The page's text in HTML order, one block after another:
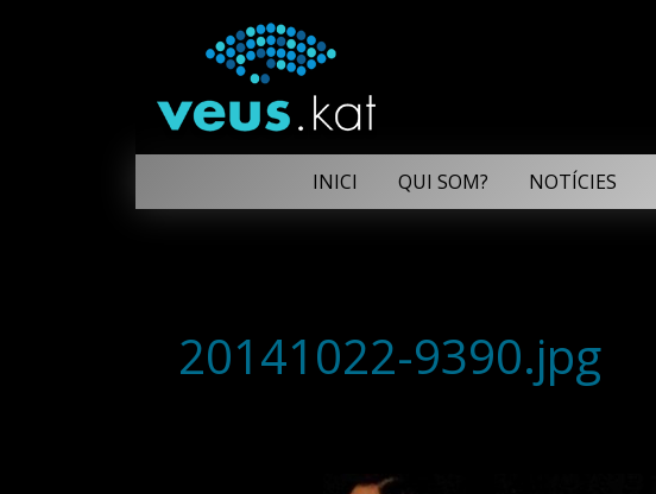
INICI QUI SOM? NOTÍCIES
20141022-9390.jpg